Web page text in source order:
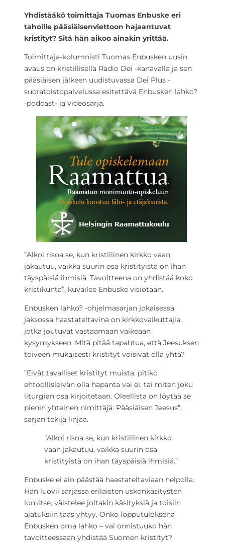
Yhdistääkö toimittaja Tuomas Enbuske eri
tahoille pääsiäisenviettoon hajaantuvat
kristityt? Sitä hän aikoo ainakin yrittää.
Toimittaja-kolumnisti Tuomas Enbusken uusin
avaus on kristillisellä Radio Dei -kanavalla ja sen
pääsiäisen jälkeen uudistuvassa Dei Plus -
suoratoistopalvelussa esitettävä Enbusken lahko?
-podcast- ja videosarja.
”Alkoi risoa se, kun kristillinen kirkko vaan
jakautuu, vaikka suurin osa kristityistä on ihan
täyspäisiä ihmisiä. Tavoitteena on yhdistää koko
kristikunta”, kuvailee Enbuske visiotaan.
Enbusken lahko? -ohjelmasarjan jokaisessa
jaksossa haastateltavina on kirkkovaikuttajia,
jotka joutuvat vastaamaan vaikeaan
kysymykseen. Mitä pitää tapahtua, että Jeesuksen
toiveen mukaisesti kristityt voisivat olla yhtä?
”Eivät tavalliset kristityt muista, pitikö
ehtoollisleivän olla hapanta vai ei, tai miten joku
liturgian osa kirjoitetaan. Oleellista on löytää se
pienin yhteinen nimittäjä: Pääsiäisen Jeesus”,
sarjan tekijä linjaa.
”Alkoi risoa se, kun kristillinen kirkko
vaan jakautuu, vaikka suurin osa
kristityistä on ihan täyspäisiä ihmisiä.”
Enbuske ei aio päästää haastateltaviaan helpolla.
Hän luovii sarjassa erilaisten uskonkäsitysten
lomitse, väistelee joitakin käsityksiä ja toisiin
ajatuksiin taas yhtyy. Onko lopputuloksena
Enbusken oma lahko – vai onnistuuko hän
tavoitteessaan yhdistää Suomen kristityt?